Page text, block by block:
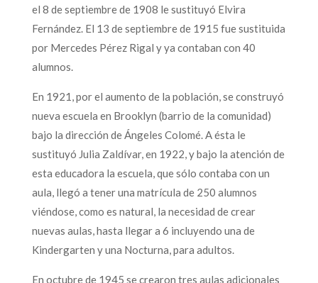
el 8 de septiembre de 1908 le sustituyó Elvira
Fernández. El 13 de septiembre de 1915 fue sustituida
por Mercedes Pérez Rigal y ya contaban con 40
alumnos.
En 1921, por el aumento de la población, se construyó
nueva escuela en Brooklyn (barrio de la comunidad)
bajo la dirección de Ángeles Colomé. A ésta le
sustituyó Julia Zaldívar, en 1922, y bajo la atención de
esta educadora la escuela, que sólo contaba con un
aula, llegó a tener una matrícula de 250 alumnos
viéndose, como es natural, la necesidad de crear
nuevas aulas, hasta llegar a 6 incluyendo una de
Kindergarten y una Nocturna, para adultos.
En octubre de 1945 se crearon tres aulas adicionales